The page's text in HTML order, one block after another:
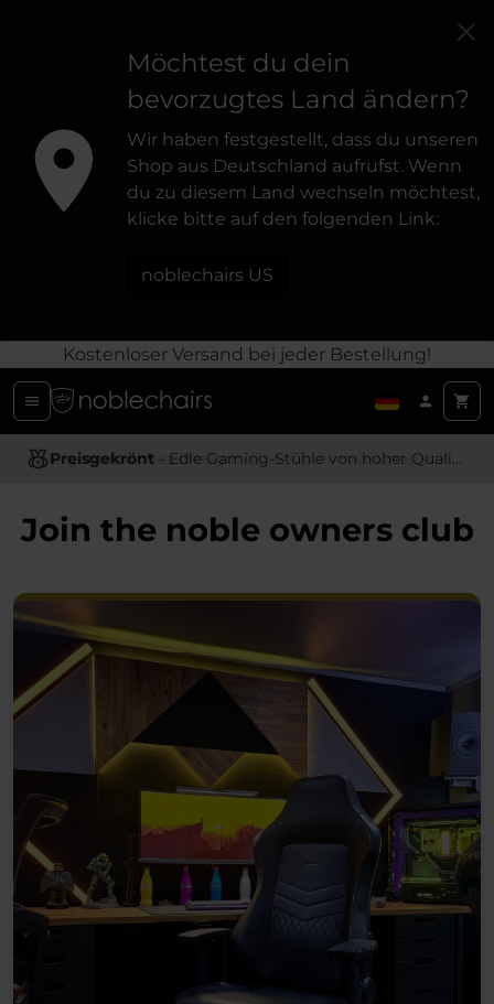
Möchtest du dein
bevorzugtes Land ändern?
Wir haben festgestellt, dass du unseren
Shop aus Deutschland aufrufst. Wenn
du zu diesem Land wechseln möchtest,
klicke bitte auf den folgenden Link:
noblechairs US
Kostenloser Versand bei jeder Bestellung!
Ergonomisches Design- Bietet optimale Unterstützung und Komfort
Hochwertige Materialien- Langlebig und besonders Angenehm
Join the noble owners club